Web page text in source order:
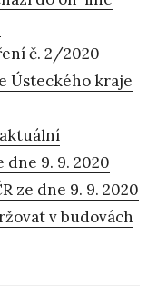
č. 2/2020
Ústeckého kraje
9. 9. 2020
ze dne 9. 9. 2020
v budovách